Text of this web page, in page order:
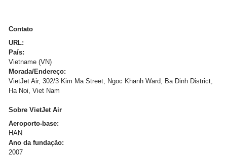
Contato
URL:
País:
Vietname (VN)
Morada/Endereço:
VietJet Air, 302/3 Kim Ma Street, Ngoc Khanh Ward, Ba Dinh District,
Ha Noi, Viet Nam
Sobre VietJet Air
Aeroporto-base:
HAN
Ano da fundação:
2007